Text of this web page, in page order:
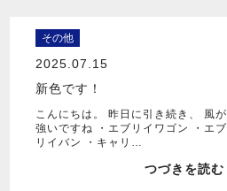
その他
2025.07.15
新色です！
こんにちは。 昨日に引き続き、 風が
強いですね ・エブリイワゴン ・エブ
リイバン ・キャリ…
つづきを読む